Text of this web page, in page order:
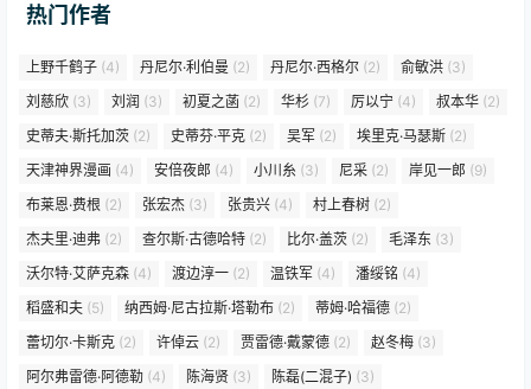
热门作者
上野千鹤子 (4) 丹尼尔·利伯曼 (2) 丹尼尔·西格尔 (2) 俞敏洪 (3)
刘慈欣 (3) 刘润 (3) 初夏之菡 (2) 华杉 (7) 厉以宁 (4) 叔本华 (2)
史蒂夫·斯托加茨 (2) 史蒂芬·平克 (2) 吴军 (2) 埃里克·马瑟斯 (2)
天津神界漫画 (4) 安倍夜郎 (4) 小川糸 (3) 尼采 (2) 岸见一郎 (9)
布莱恩·费根 (2) 张宏杰 (3) 张贵兴 (4) 村上春树 (2)
杰夫里·迪弗 (2) 查尔斯·古德哈特 (2) 比尔·盖茨 (2) 毛泽东 (3)
沃尔特·艾萨克森 (4) 渡边淳一 (2) 温铁军 (4) 潘绥铭 (4)
稻盛和夫 (5) 纳西姆·尼古拉斯·塔勒布 (2) 蒂姆·哈福德 (2)
蕾切尔·卡斯克 (2) 许倬云 (2) 贾雷德·戴蒙德 (2) 赵冬梅 (3)
阿尔弗雷德·阿德勒 (4) 陈海贤 (3) 陈磊(二混子) (3)